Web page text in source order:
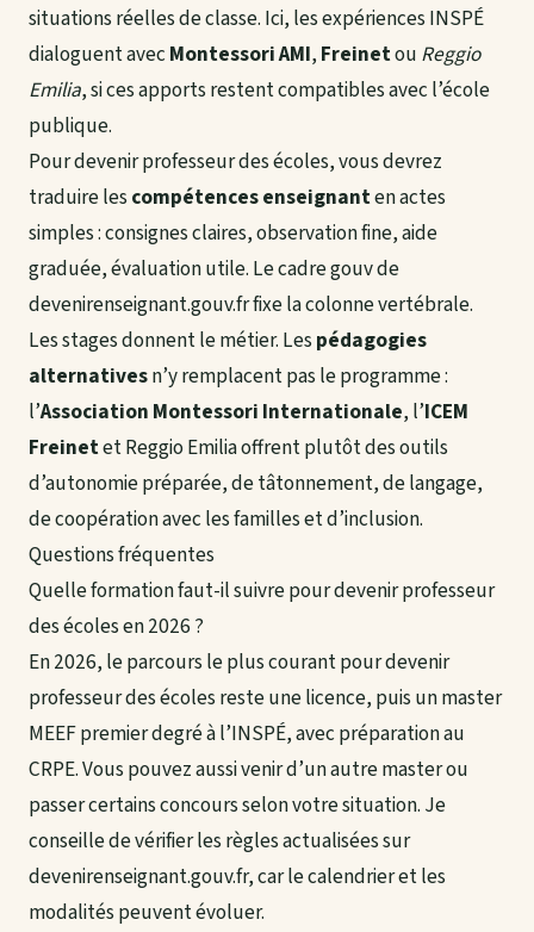
situations réelles de classe. Ici, les expériences INSPÉ
dialoguent avec Montessori AMI,Freinetou Reggio
Emilia, si ces apports restent compatibles avec l’école
publique.
Pour devenir professeur des écoles, vous devrez
traduire lescompétences enseignanten actes
simples : consignes claires, observation fine, aide
graduée, évaluation utile. Le cadre gouv de
devenirenseignant.gouv.fr fixe la colonne vertébrale.
Les stages donnent le métier. Lespédagogies
alternativesn’y remplacent pas le programme :
l’Association Montessori Internationale, l’ICEM
Freinetet Reggio Emilia offrent plutôt des outils
d’autonomie préparée, de tâtonnement, de langage,
de coopération avec les familles et d’inclusion.
Questions fréquentes
Quelle formation faut-il suivre pour devenir professeur
des écoles en 2026 ?
En 2026, le parcours le plus courant pour devenir
professeur des écoles reste une licence, puis un master
MEEF premier degré à l’INSPÉ, avec préparation au
CRPE. Vous pouvez aussi venir d’un autre master ou
passer certains concours selon votre situation. Je
conseille de vérifier les règles actualisées sur
devenirenseignant.gouv.fr, car le calendrier et les
modalités peuvent évoluer.